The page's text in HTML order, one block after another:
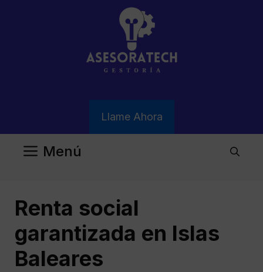
Llame Ahora
Menú
Renta social
garantizada en Islas
Baleares